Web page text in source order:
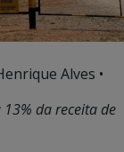
Alves •
da receita de